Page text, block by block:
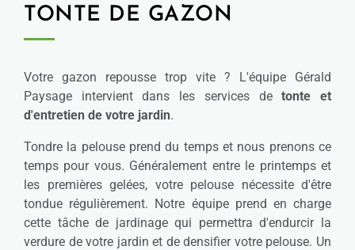
TONTE DE GAZON
Votre gazon repousse trop vite ? L'équipe Gérald
Paysage intervient dans les services detonte et
d'entretien de votre jardin.
Tondre la pelouse prend du temps et nous prenons ce
temps pour vous. Généralement entre le printemps et
les premières gelées, votre pelouse nécessite d'être
tondue régulièrement. Notre équipe prend en charge
cette tâche de jardinage qui permettra d'endurcir la
verdure de votre jardin et de densifier votre pelouse. Un